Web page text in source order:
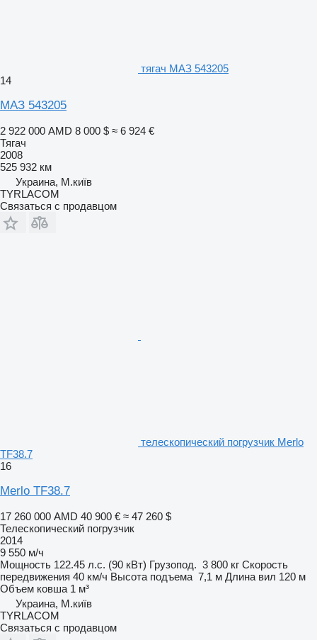
тягач МАЗ 543205
14
МАЗ 543205
2 922 000 AMD 8 000 $ ≈ 6 924 €
Тягач
2008
525 932 км
Украина, М.київ
TYRLACOM
Связаться с продавцом
телескопический погрузчик Merlo
TF38.7
16
Merlo TF38.7
17 260 000 AMD 40 900 € ≈ 47 260 $
Телескопический погрузчик
2014
9 550 м/ч
Мощность 122.45 л.с. (90 кВт) Грузопод. 3 800 кг Скорость
передвижения 40 км/ч Высота подъема 7,1 м Длина вил 120 м
Объем ковша 1 м³
Украина, М.київ
TYRLACOM
Связаться с продавцом